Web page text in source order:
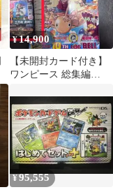
¥14,900
⁠【未開封カード付き】
ワンピース 総集編
¥95,555